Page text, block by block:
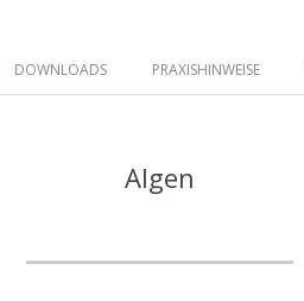
DOWNLOADS PRAXISHINWEISE
Algen